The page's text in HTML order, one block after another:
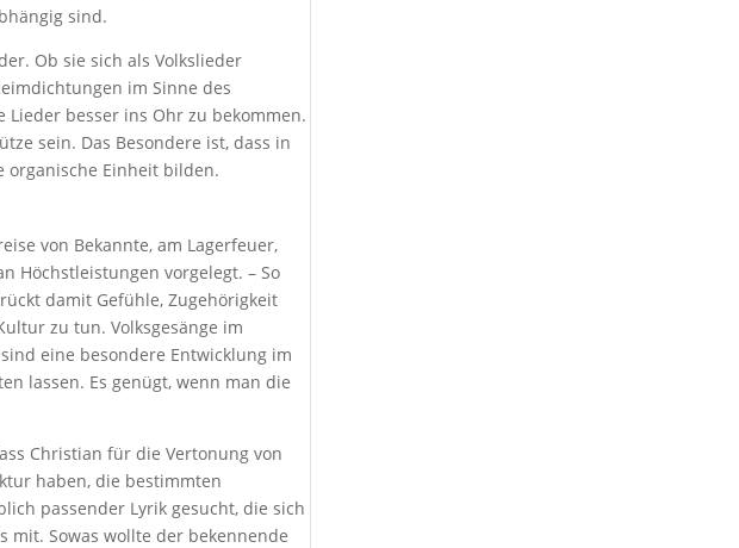
sind.
Ob sie sich als Volkslieder
im Sinne des
besser ins Ohr zu bekommen.
sein. Das Besondere ist, dass in
organische Einheit bilden.
von Bekannte, am Lagerfeuer,
Höchstleistungen vorgelegt. – So
damit Gefühle, Zugehörigkeit
zu tun. Volksgesänge im
eine besondere Entwicklung im
lassen. Es genügt, wenn man die
Christian für die Vertonung von
haben, die bestimmten
passender Lyrik gesucht, die sich
mit. Sowas wollte der bekennende